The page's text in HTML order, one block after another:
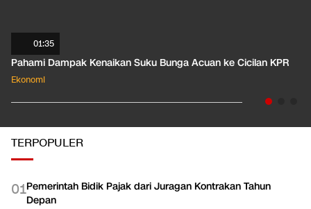
01:35
Pahami Dampak Kenaikan Suku Bunga Acuan ke Cicilan KPR
Ekonomi
TERPOPULER
01Pemerintah Bidik Pajak dari Juragan Kontrakan Tahun
Depan